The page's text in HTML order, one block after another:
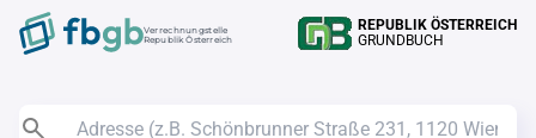
Verrechnungstelle
Republik Österreich
REPUBLIK ÖSTERREICH
GRUNDBUCH